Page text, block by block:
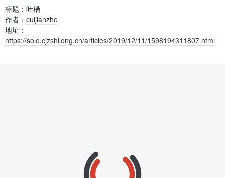
标题：吐槽
作者： cuijianzhe
地址：
https://solo.cjzshilong.cn/articles/2019/12/11/1598194311807.html